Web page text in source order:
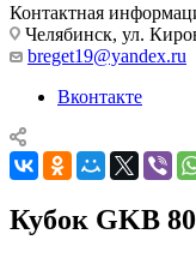
Контактная
Челябинск, ул.
breget19@yandex.ru
Вконтакте
Кубок GKB